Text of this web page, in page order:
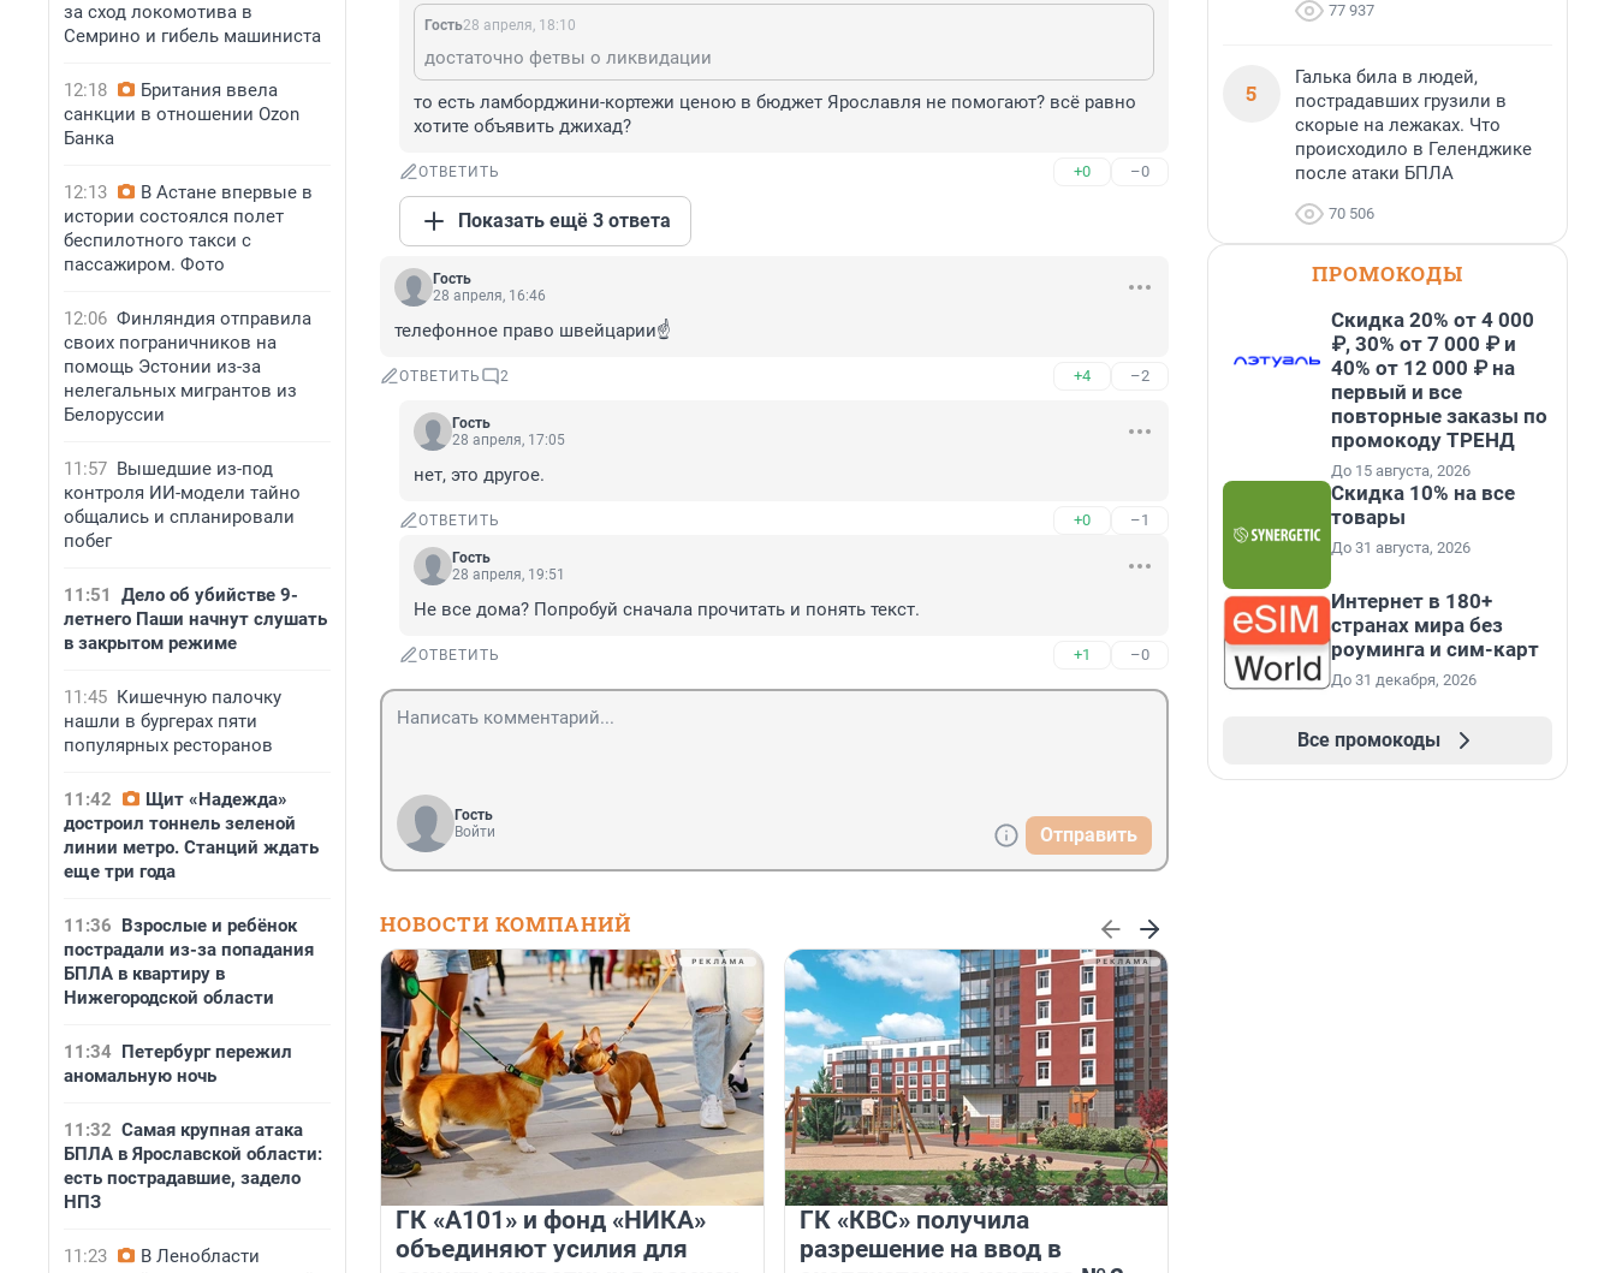
за сход локомотива в
Семрино и гибель машиниста
12:18
Британия ввела
санкции в отношении Ozon
Банка
12:13
В Астане впервые в
истории состоялся полет
беспилотного такси с
пассажиром. Фото
12:06 Финляндия отправила
своих пограничников на
помощь Эстонии из-за
нелегальных мигрантов из
Белоруссии
11:57 Вышедшие из-под
контроля ИИ-модели тайно
общались и спланировали
побег
11:51
Дело об убийстве 9-
летнего Паши начнут слушать
в закрытом режиме
11:45 Кишечную палочку
нашли в бургерах пяти
популярных ресторанов
11:42
Щит «Надежда»
достроил тоннель зеленой
линии метро. Станций ждать
еще три года
11:36 Взрослые и ребёнок
пострадали из-за попадания
БПЛА в квартиру в
Нижегородской области
11:34 Петербург пережил
аномальную ночь
11:32 Самая крупная атака
БПЛА в Ярославской области:
есть пострадавшие, задело
НПЗ
11:23
В Ленобласти
Гость28 апреля, 18:10
достаточно фетвы о ликвидации
то есть ламборджини-кортежи ценою в бюджет Ярославля не помогают? всё равно
хотите объявить джихад?
ОТВЕТИТЬ +0 –0
Показать ещё 3 ответа
Гость
28 апреля, 16:46
телефонное право швейцарии☝️
ОТВЕТИТЬ 2 +4 –2
Гость
28 апреля, 17:05
нет, это другое.
ОТВЕТИТЬ +0 –1
Гость
28 апреля, 19:51
Не все дома? Попробуй сначала прочитать и понять текст.
ОТВЕТИТЬ +1 –0
Гость
Войти
Отправить
НОВОСТИ КОМПАНИЙ
ГК «А101» и фонд «НИКА»
объединяют усилия для
ГК «КВС» получила
разрешение на ввод в
77 937
5
Галька била в людей,
пострадавших грузили в
скорые на лежаках. Что
происходило в Геленджике
после атаки БПЛА
70 506
ПРОМОКОДЫ
Скидка 20% от 4 000
₽, 30% от 7 000 ₽ и
40% от 12 000 ₽ на
первый и все
повторные заказы по
промокоду ТРЕНД
До 15 августа, 2026
Скидка 10% на все
товары
До 31 августа, 2026
Интернет в 180+
странах мира без
роуминга и сим-карт
До 31 декабря, 2026
Все промокоды